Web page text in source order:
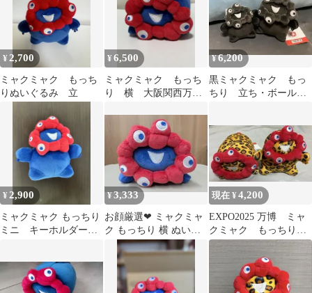
¥ 2,700
ミャクミャク もっち
りぬいぐるみ 立
¥6,500
ミャクミャク もっち
り 横 大阪関西万
¥6,200
黒ミャクミャク もっ
ちり 立ち・ボールチ
¥2,900
ミャクミャク もっちり
ミニ キーホルダー
¥3,333
お顔厳選❤ ミャクミャ
ク もっちり 横 ぬいぐ
るみ 新品 未使用
現在 ¥4,200
EXPO2025 万博 ミャ
クミャク もっちり
ぬいぐるみ 豹柄 ヒ
ョウ柄